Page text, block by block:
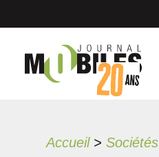
Accueil>Sociétés